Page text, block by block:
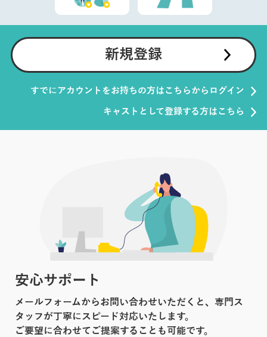
新規登録
すでにアカウントをお持ちの方はこちらからログイン
キャストとして登録する方はこちら
安心サポート
メールフォームからお問い合わせいただくと、専門ス
タッフが丁寧にスピード対応いたします。
ご要望に合わせてご提案することも可能です。